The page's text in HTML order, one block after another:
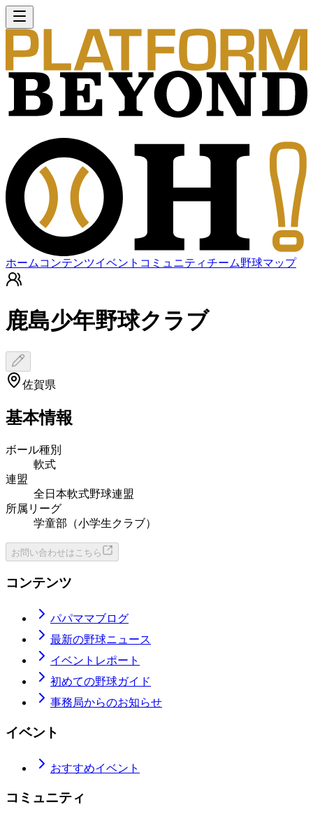
ホーム コンテンツイベント コミュニティチーム野球マップ
鹿島少年野球クラブ
佐賀県
基本情報
ボール種別
軟式
連盟
全日本軟式野球連盟
所属リーグ
学童部（小学生クラブ）
お問い合わせはこちら
コンテンツ
パパママブログ
最新の野球ニュース
イベントレポート
初めての野球ガイド
事務局からのお知らせ
イベント
おすすめイベント
コミュニティ